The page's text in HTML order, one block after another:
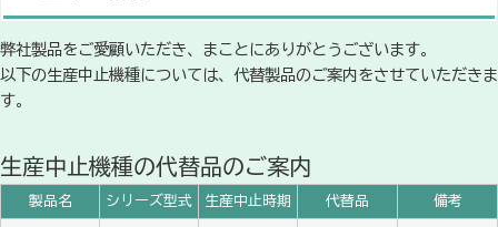
弊社製品をご愛顧いただき、まことにありがとうございます。
以下の生産中止機種については、代替製品のご案内をさせていただきま
す。
生産中止機種の代替品のご案内
製品名 シリーズ型式 生産中止時期 代替品 備考